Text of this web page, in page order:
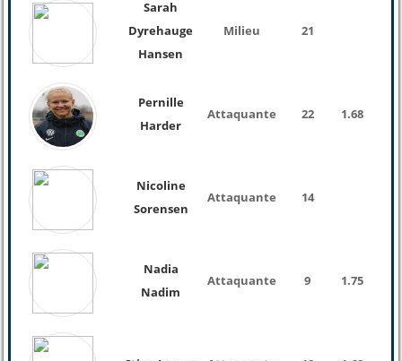
Sarah
Dyrehauge
Hansen
Milieu 21
Pernille
Harder
Attaquante 22 1.68
Nicoline
Sorensen
Attaquante 14
Nadia
Nadim
Attaquante 9 1.75